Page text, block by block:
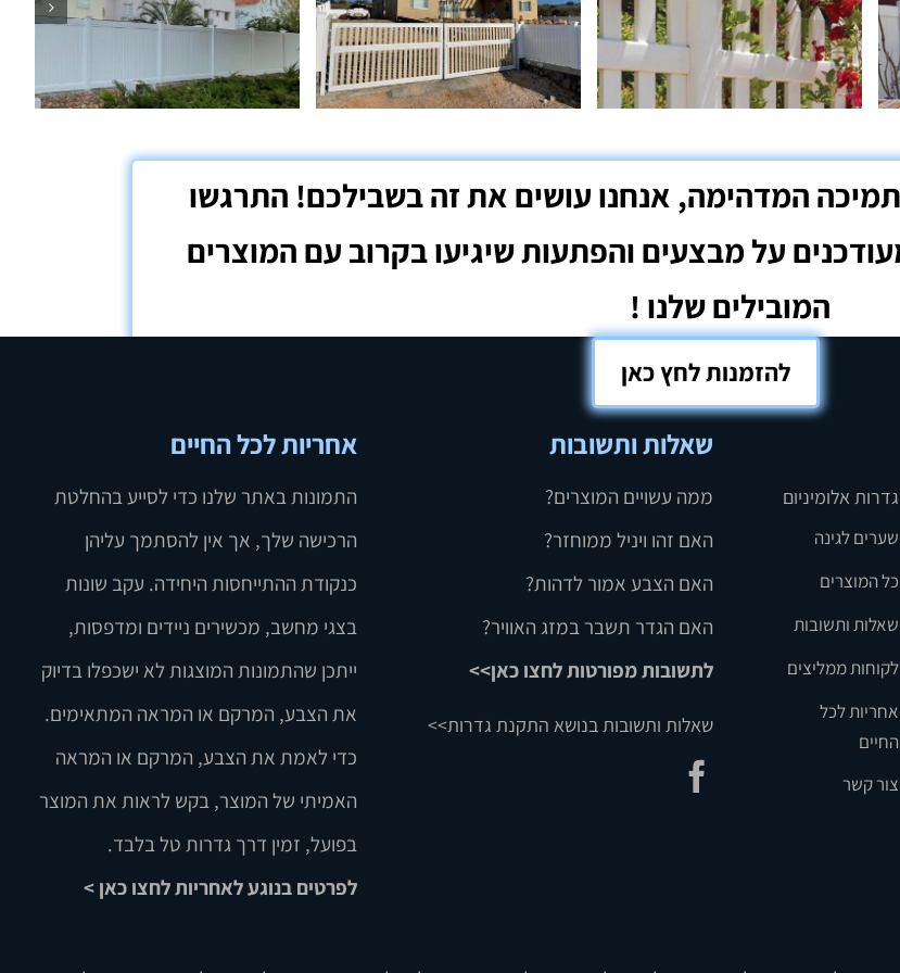
להזמנות לחץ כאן
גדרות אלומיניום
שערים לגינה
כל המוצרים
שאלות ותשובות
לקוחות ממליצים
אחריות לכל
החיים
צור קשר
שאלות ותשובות
ממה עשויים המוצרים?
האם זהו ויניל ממוחזר?
האם הצבע אמור לדהות?
האם הגדר תשבר במזג האוויר?
לתשובות מפורטות לחצו כאן>>
שאלות ותשובות בנושא התקנת גדרות>>
אחריות לכל החיים
התמונות באתר שלנו כדי לסייע בהחלטת
הרכישה שלך, אך אין להסתמך עליהן
כנקודת ההתייחסות היחידה. עקב שונות
בצגי מחשב, מכשירים ניידים ומדפסות,
ייתכן שהתמונות המוצגות לא ישכפלו בדיוק
את הצבע, המרקם או המראה המתאימים.
כדי לאמת את הצבע, המרקם או המראה
האמיתי של המוצר, בקש לראות את המוצר
בפועל, זמין דרך גדרות טל בלבד.
לפרטים בנוגע לאחריות לחצו כאן >